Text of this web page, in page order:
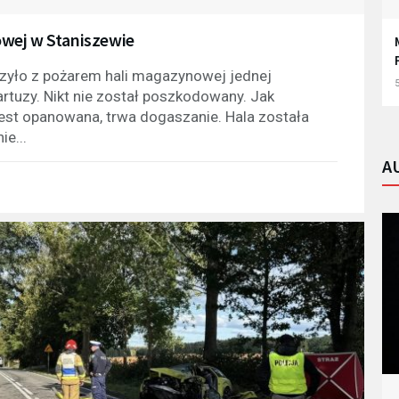
w Staniszewie
z pożarem hali magazynowej jednej
Nikt nie został poszkodowany. Jak
opanowana, trwa dogaszanie. Hala została